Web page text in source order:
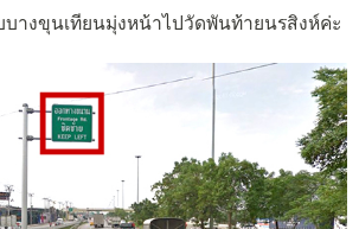
างขุนเทียนมุ่งหน้าไปวัดพันท้ายนรสิงห์ค่ะ